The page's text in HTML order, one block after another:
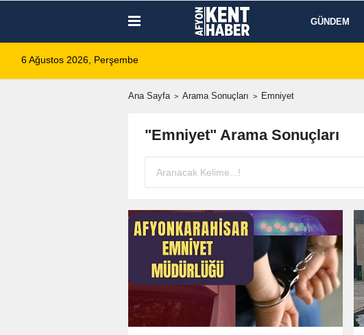
GÜNDEM
6 Ağustos 2026, Perşembe
Ana Sayfa Arama Sonuçları Emniyet
"Emniyet" Arama Sonuçları